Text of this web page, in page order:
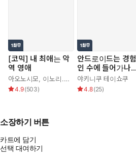
[코믹] 내 최애는 악
역 영애
아오노시모, 이노리.,정백송,하나가타
4.9(503)
안드로이드는 경험
인 수에 들어가나
요??
야키니쿠 테이쇼쿠
4.8(25)
소장하기 버튼
카트에 담기
선택 대여하기